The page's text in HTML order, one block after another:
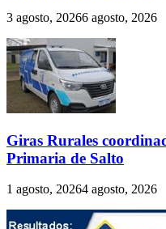
3 agosto, 20266 agosto, 2026
Giras Rurales
Primaria de Salto
1 agosto, 20264 agosto, 2026